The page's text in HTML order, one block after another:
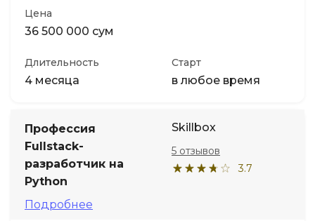
Цена
36 500 000 сум
Длительность
4 месяца
Старт
в любое время
Профессия
Fullstack-
разработчик на
Python
Подробнее
Skillbox
3.7
5 отзывов
Детям
Акции и промокоды